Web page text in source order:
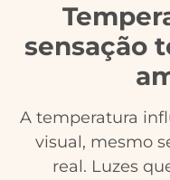
sensação
A temperatura
visual, mesmo
real. Luzes